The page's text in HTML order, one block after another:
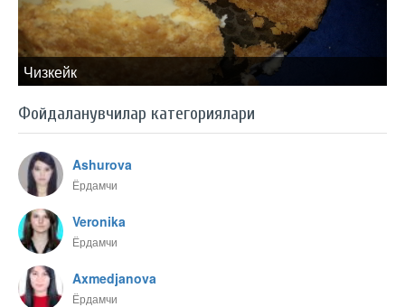
Чизкейк
Фойдаланувчилар категориялари
Ashurova
Ёрдамчи
Veronika
Ёрдамчи
Axmedjanova
Ёрдамчи